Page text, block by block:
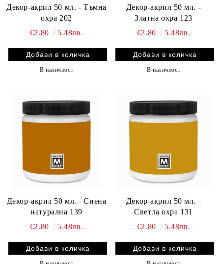
Декор-акрил 50 мл. - Тъмна
охра 202
€2.80
5.48лв.
В наличност
Декор-акрил 50 мл. -
Златна охра 123
€2.80
5.48лв.
В наличност
Декор-акрил 50 мл. - Сиена
натурална 139
€2.80
5.48лв.
Декор-акрил 50 мл. -
Светла охра 131
€2.80
5.48лв.